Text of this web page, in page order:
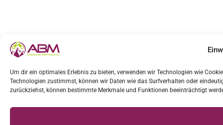
Um dir ein optimales Erlebnis zu bieten, verwenden wir Technologien wie
Technologien zustimmst, können wir Daten wie das Surfverhalten oder
zurückziehst, können bestimmte Merkmale und Funktionen beeinträchtigt